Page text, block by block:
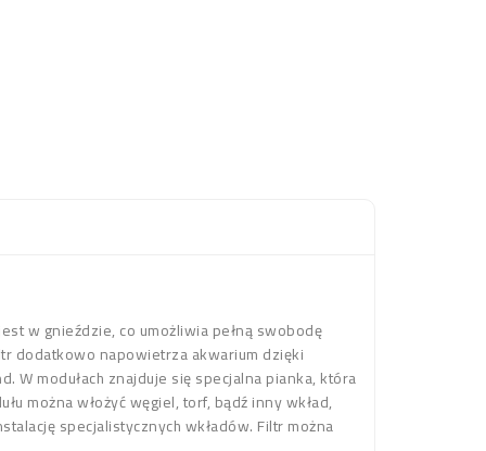
w gnieździe, co umożliwia pełną swobodę
dodatkowo napowietrza akwarium dzięki
W modułach znajduje się specjalna pianka, która
można włożyć węgiel, torf, bądź inny wkład,
specjalistycznych wkładów. Filtr można